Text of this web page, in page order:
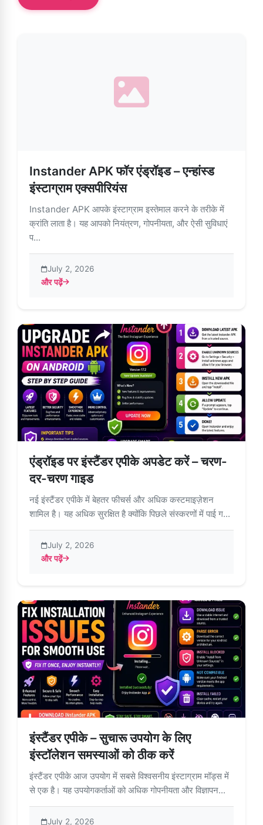
Instander APK फॉर एंड्रॉइड – एन्हांस्ड
इंस्टाग्राम एक्सपीरियंस
Instander APK आपके इंस्टाग्राम इस्तेमाल करने के तरीके में
क्रांति लाता है। यह आपको नियंत्रण, गोपनीयता, और ऐसी सुविधाएं
प...
July 2, 2026
और पढ़ें
about Instander APK फॉर एंड्रॉइड – एन्हांस्ड इंस्टाग्राम एक्सपीरियंस
एंड्रॉइड पर इंस्टैंडर एपीके अपडेट करें – चरण-
दर-चरण गाइड
नई इंस्टैंडर एपीके में बेहतर फीचर्स और अधिक कस्टमाइज़ेशन
शामिल है। यह अधिक सुरक्षित है क्योंकि पिछले संस्करणों में पाई ग...
July 2, 2026
और पढ़ें
about एंड्रॉइड पर इंस्टैंडर एपीके अपडेट करें – चरण-दर-चरण गाइड
इंस्टैंडर एपीके – सुचारू उपयोग के लिए
इंस्टॉलेशन समस्याओं को ठीक करें
इंस्टैंडर एपीके आज उपयोग में सबसे विश्वसनीय इंस्टाग्राम मॉड्स में
से एक है। यह उपयोगकर्ताओं को अधिक गोपनीयता और विज्ञापन...
July 2, 2026